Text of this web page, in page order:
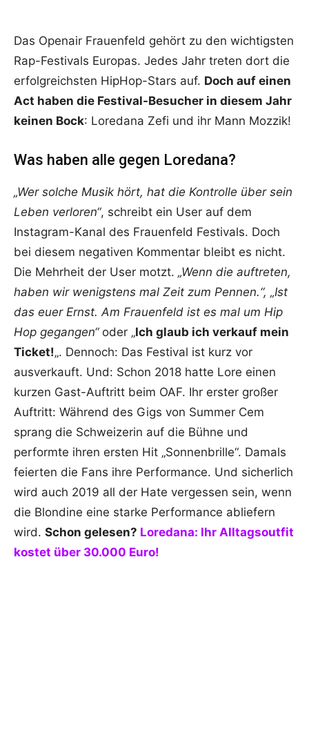
Das Openair Frauenfeld gehört zu den wichtigsten
Rap-Festivals Europas. Jedes Jahr treten dort die
erfolgreichsten HipHop-Stars auf. Doch auf einen
Act haben die Festival-Besucher in diesem Jahr
keinen Bock: Loredana Zefi und ihr Mann Mozzik!
Was haben alle gegen Loredana?
„Wer solche Musik hört, hat die Kontrolle über sein
Leben verloren“, schreibt ein User auf dem
Instagram-Kanal des Frauenfeld Festivals. Doch
bei diesem negativen Kommentar bleibt es nicht.
Die Mehrheit der User motzt. „Wenn die auftreten,
haben wir wenigstens mal Zeit zum Pennen.“, „Ist
das euer Ernst. Am Frauenfeld ist es mal um Hip
Hop gegangen“oder „Ich glaub ich verkauf mein
Ticket!„. Dennoch: Das Festival ist kurz vor
ausverkauft. Und: Schon 2018 hatte Lore einen
kurzen Gast-Auftritt beim OAF. Ihr erster großer
Auftritt: Während des Gigs von Summer Cem
sprang die Schweizerin auf die Bühne und
performte ihren ersten Hit „Sonnenbrille“. Damals
feierten die Fans ihre Performance. Und sicherlich
wird auch 2019 all der Hate vergessen sein, wenn
die Blondine eine starke Performance abliefern
wird. Schon gelesen? Loredana: Ihr Alltagsoutfit
kostet über 30.000 Euro!